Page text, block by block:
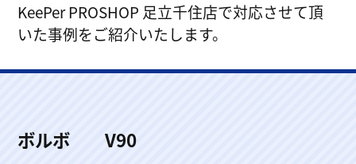
KeePer PROSHOP 足立千住店で対応させて頂
いた事例をご紹介いたします。
ボルボ V90